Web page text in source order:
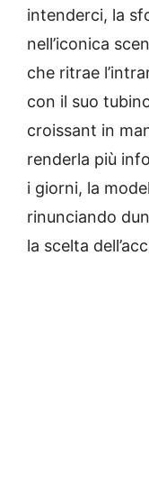
intenderci, la
nell’iconica
che ritrae
con il suo
croissant in
renderla più
i giorni, la
rinunciando
la scelta